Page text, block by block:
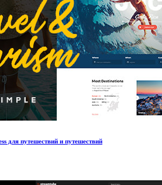
для путешествий и путешествий